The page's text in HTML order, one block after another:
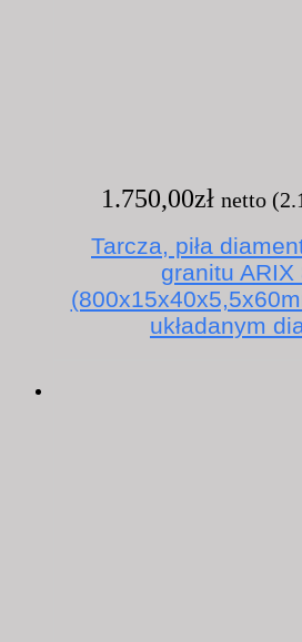
1.750,00zł netto (
Tarcza, piła
granitu ARIX
układanym